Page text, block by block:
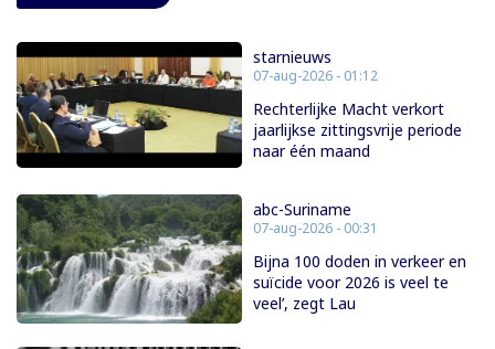
starnieuws
07-aug-2026 - 01:12
Rechterlijke Macht verkort
jaarlijkse zittingsvrije periode
naar één maand
abc-Suriname
07-aug-2026 - 00:31
Bijna 100 doden in verkeer en
suïcide voor 2026 is veel te
veel’, zegt Lau